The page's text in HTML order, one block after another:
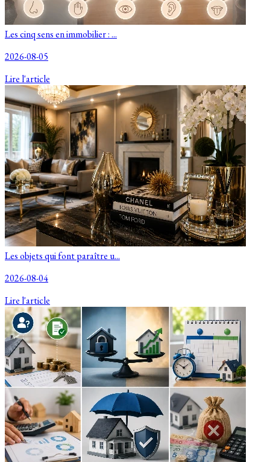
Les cinq sens en immobilier : ...
2026-08-05
Lire l'article
Les objets qui font paraître u...
2026-08-04
Lire l'article